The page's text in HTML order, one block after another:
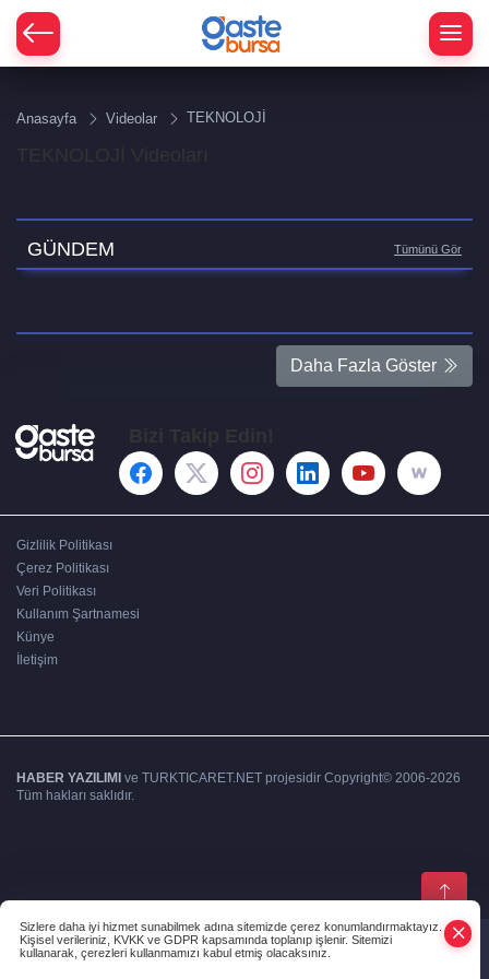
Anasayfa Videolar TEKNOLOJİ
GÜNDEM Tümünü Gör
Daha Fazla Göster
Gizlilik Politikası
Çerez Politikası
Veri Politikası
Kullanım Şartnamesi
Künye
İletişim
HABER YAZILIMI ve TURKTICARET.NET projesidir Copyright© 2006-2026
Tüm hakları saklıdır.
Sizlere daha iyi hizmet sunabilmek adına sitemizde çerez konumlandırmaktayız.
Kişisel verileriniz, KVKK ve GDPR kapsamında toplanıp işlenir. Sitemizi
kullanarak, çerezleri kullanmamızı kabul etmiş olacaksınız.